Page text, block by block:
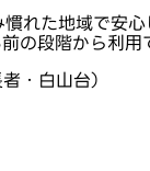
れた地域で安
の段階から利
・白山台）